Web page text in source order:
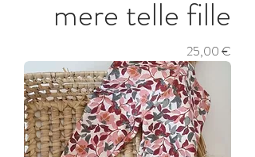
mere telle fille
Prix
25,00 €